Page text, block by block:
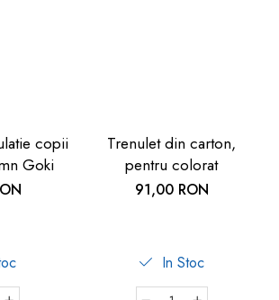
copii
Goki
Trenulet din carton,
pentru colorat
91,00 RON
In Stoc